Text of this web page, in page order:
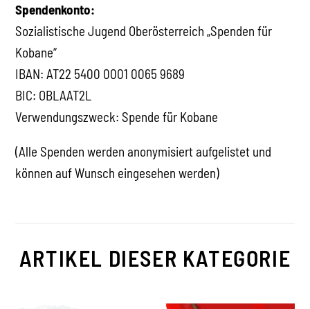
Spendenkonto:
Sozialistische Jugend Oberösterreich „Spenden für
Kobane“
IBAN: AT22 5400 0001 0065 9689
BIC: OBLAAT2L
Verwendungszweck: Spende für Kobane
(Alle Spenden werden anonymisiert aufgelistet und
können auf Wunsch eingesehen werden)
ARTIKEL DIESER KATEGORIE